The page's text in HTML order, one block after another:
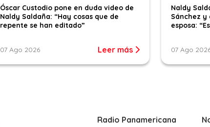
Óscar Custodio pone en duda video de
Naldy Saldaña: “Hay cosas que de
repente se han editado”
07 Ago 2026 Leer más
Naldy
Sánchez y
esposa:
07 Ago
Radio Panamericana